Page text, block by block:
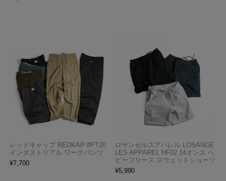
レッドキャップ REDKAP #PT20
インダストリアル ワークパンツ
¥7,700
ロサンゼルスアパレル LOSANGE
LES APPAREL HF02 14オンス ヘ
ビーフリース スウェットショーツ
¥5,990